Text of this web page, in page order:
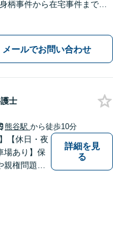
柄事件から在宅事件まで、
メールでお問い合わせ
士
熊谷駅 から徒歩10分
【休日・夜
場あり】保
権問題、
詳細を見
る